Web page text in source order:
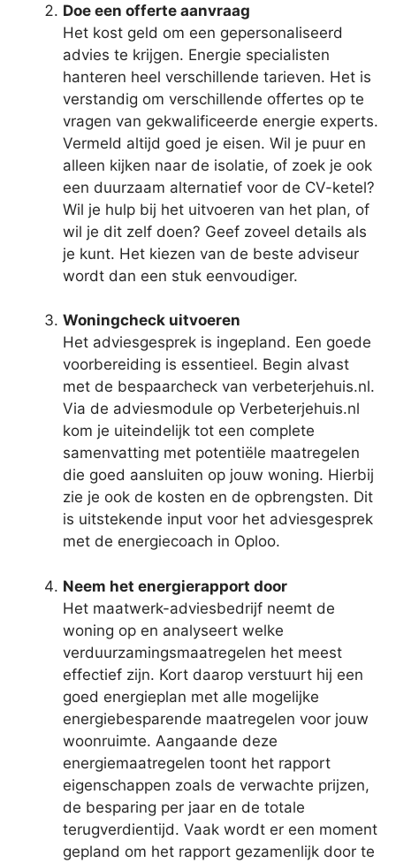
Doe een offerte aanvraag
Het kost geld om een gepersonaliseerd
advies te krijgen. Energie specialisten
hanteren heel verschillende tarieven. Het is
verstandig om verschillende offertes op te
vragen van gekwalificeerde energie experts.
Vermeld altijd goed je eisen. Wil je puur en
alleen kijken naar de isolatie, of zoek je ook
een duurzaam alternatief voor de CV-ketel?
Wil je hulp bij het uitvoeren van het plan, of
wil je dit zelf doen? Geef zoveel details als
je kunt. Het kiezen van de beste adviseur
wordt dan een stuk eenvoudiger.
Woningcheck uitvoeren
Het adviesgesprek is ingepland. Een goede
voorbereiding is essentieel. Begin alvast
met de bespaarcheck van verbeterjehuis.nl.
Via de adviesmodule op Verbeterjehuis.nl
kom je uiteindelijk tot een complete
samenvatting met potentiële maatregelen
die goed aansluiten op jouw woning. Hierbij
zie je ook de kosten en de opbrengsten. Dit
is uitstekende input voor het adviesgesprek
met de energiecoach in Oploo.
Neem het energierapport door
Het maatwerk-adviesbedrijf neemt de
woning op en analyseert welke
verduurzamingsmaatregelen het meest
effectief zijn. Kort daarop verstuurt hij een
goed energieplan met alle mogelijke
energiebesparende maatregelen voor jouw
woonruimte. Aangaande deze
energiemaatregelen toont het rapport
eigenschappen zoals de verwachte prijzen,
de besparing per jaar en de totale
terugverdientijd. Vaak wordt er een moment
gepland om het rapport gezamenlijk door te